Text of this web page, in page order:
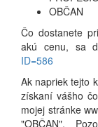
OBČAN
Čo dostanete
akú cenu, sa
ID=586
Ak napriek tejto
získaní vášho
mojej stránke
"OBČAN".